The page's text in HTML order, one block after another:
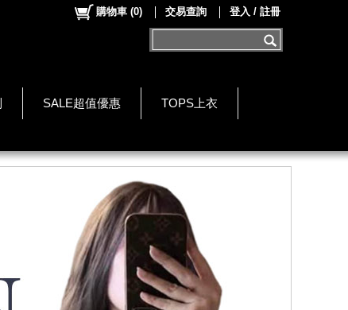
SALE超值優惠 TOPS上衣
購物車 (0) 交易查詢 登入 / 註冊